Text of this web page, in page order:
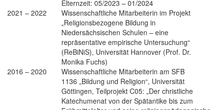
Elternzeit: 05/2023 – 01/2024
2021 – 2022
Wissenschaftliche Mitarbeiterin im Projekt
„Religionsbezogene Bildung in
Niedersächsischen Schulen – eine
repräsentative empirische Untersuchung“
(ReBiNiS), Universität Hannover (Prof. Dr.
Monika Fuchs)
2016 – 2020
Wissenschaftliche Mitarbeiterin am SFB
1136 „Bildung und Religion“, Universität
Göttingen, Teilprojekt C05: „Der christliche
Katechumenat von der Spätantike bis zum